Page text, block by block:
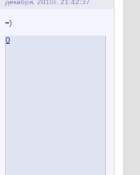
декабря, 2010г. 21:42:37
=)
0